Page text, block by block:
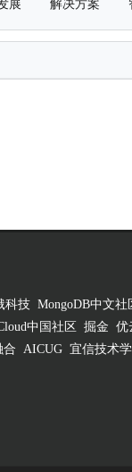
展 解决方案
科技 MongoDB中文社
中国社区 掘金 优
合 AICUG 宜信技术